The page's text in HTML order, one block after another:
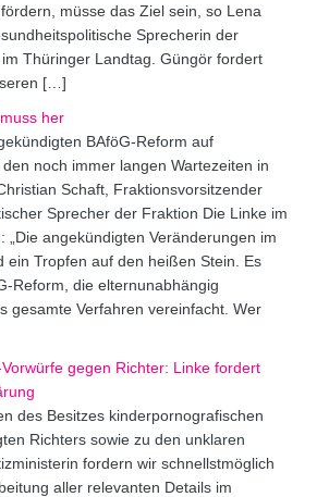
müsse das Ziel sein, so Lena
Sprecherin der
Thüringer Landtag. Güngör fordert
[…]
her
BAföG-Reform auf
noch immer langen Wartezeiten in
Schaft, Fraktionsvorsitzender
Sprecher der Fraktion Die Linke im
„Die angekündigten Veränderungen im
ein Tropfen auf den heißen Stein. Es
Reform, die elternunabhängig
gesamte Verfahren vereinfacht. Wer
gegen Richter: Linke fordert
des Besitzes kinderpornografischen
Richters sowie zu den unklaren
fordern wir schnellstmöglich
aller relevanten Details im